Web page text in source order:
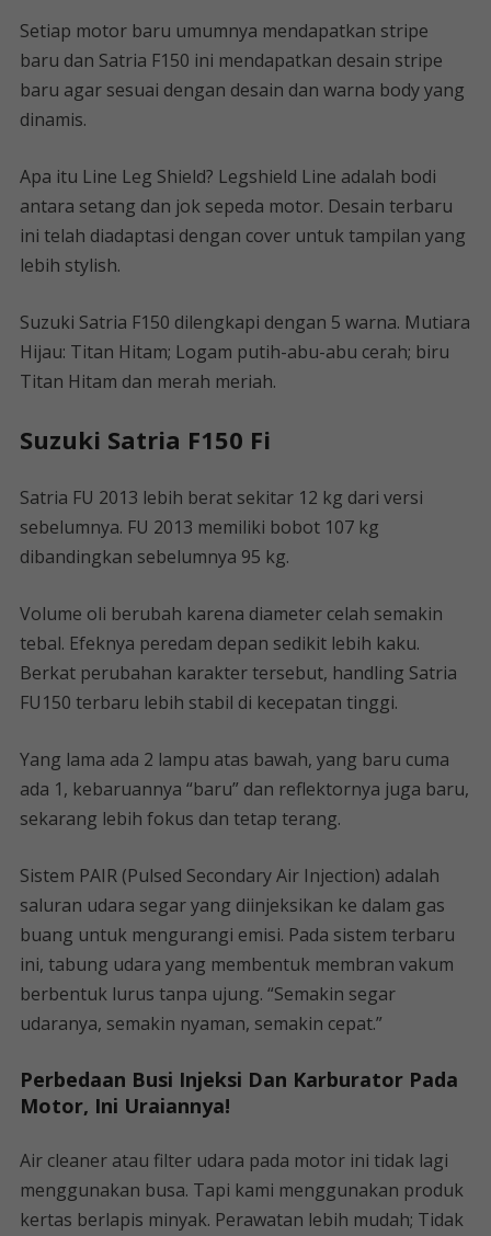
Setiap motor baru umumnya mendapatkan stripe
baru dan Satria F150 ini mendapatkan desain stripe
baru agar sesuai dengan desain dan warna body yang
dinamis.
Apa itu Line Leg Shield? Legshield Line adalah bodi
antara setang dan jok sepeda motor. Desain terbaru
ini telah diadaptasi dengan cover untuk tampilan yang
lebih stylish.
Suzuki Satria F150 dilengkapi dengan 5 warna. Mutiara
Hijau: Titan Hitam; Logam putih-abu-abu cerah; biru
Titan Hitam dan merah meriah.
Suzuki Satria F150 Fi
Satria FU 2013 lebih berat sekitar 12 kg dari versi
sebelumnya. FU 2013 memiliki bobot 107 kg
dibandingkan sebelumnya 95 kg.
Volume oli berubah karena diameter celah semakin
tebal. Efeknya peredam depan sedikit lebih kaku.
Berkat perubahan karakter tersebut, handling Satria
FU150 terbaru lebih stabil di kecepatan tinggi.
Yang lama ada 2 lampu atas bawah, yang baru cuma
ada 1, kebaruannya “baru” dan reflektornya juga baru,
sekarang lebih fokus dan tetap terang.
Sistem PAIR (Pulsed Secondary Air Injection) adalah
saluran udara segar yang diinjeksikan ke dalam gas
buang untuk mengurangi emisi. Pada sistem terbaru
ini, tabung udara yang membentuk membran vakum
berbentuk lurus tanpa ujung. “Semakin segar
udaranya, semakin nyaman, semakin cepat.”
Perbedaan Busi Injeksi Dan Karburator Pada
Motor, Ini Uraiannya!
Air cleaner atau filter udara pada motor ini tidak lagi
menggunakan busa. Tapi kami menggunakan produk
kertas berlapis minyak. Perawatan lebih mudah; Tidak